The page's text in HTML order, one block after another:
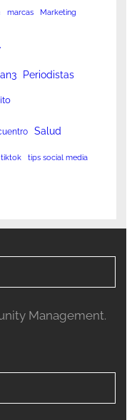
marcas Marketing
Periodistas
Salud
tiktok tips social media
Management.